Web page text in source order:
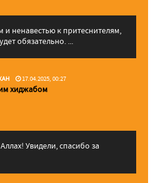
ненавестью к притеснителям,
обязательно. ...
17.04.2025, 00:27
хиджабом
Увидели, спасибо за